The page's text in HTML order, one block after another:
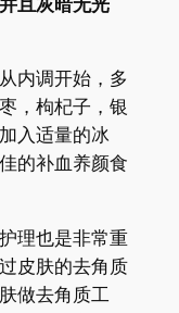
内调开始，多
，枸杞子，银
入适量的冰
的补血养颜食
理也是非常重
皮肤的去角质
做去角质工